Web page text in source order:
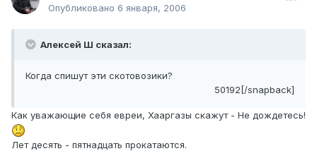
Опубликовано 6 января, 2006
Алексей Ш сказал:
Когда спишут эти скотовозики?
50192[/snapback]
Как уважающие себя евреи, Хааргазы скажут - Не дождетесь!
Лет десять - пятнадцать прокатаются.